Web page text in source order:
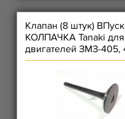
Клапан (8 штук)
КОЛПАЧКА Tanaki для
двигателей ЗМЗ-405,
409